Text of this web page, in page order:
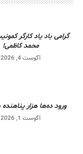
گرامی باد یاد کارگر
محمد کاظمی!
آگوست 4, 2026
ورود ده‌ها هزار
آگوست 1, 2026